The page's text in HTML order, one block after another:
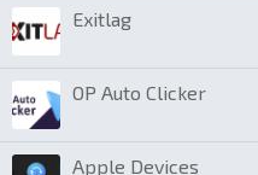
Exitlag
OP Auto Clicker
Apple Devices